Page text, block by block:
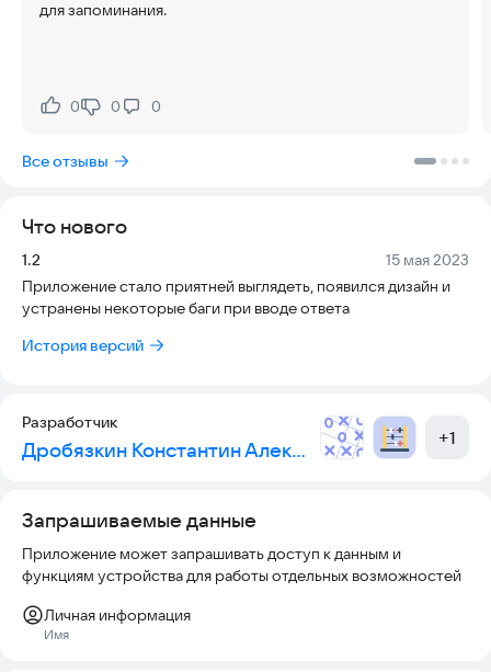
для запоминания.
Нравится:
0Не нравится:
0 0
Все отзывы
Что нового
Версия:
1.2 Дата:
15 мая 2023
Приложение стало приятней выглядеть, появился дизайн и
устранены некоторые баги при вводе ответа
История версий
Разработчик
Дробязкин Константин Алексеевич +1
Запрашиваемые данные
Приложение может запрашивать доступ к данным и
функциям устройства для работы отдельных возможностей
Личная информация
Имя